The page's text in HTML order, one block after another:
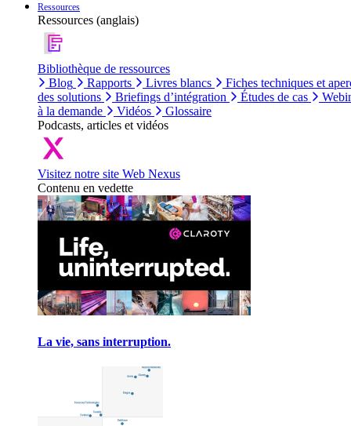
Ressources
Ressources (anglais)
Bibliothèque de ressources
Blog
Rapports Livres blancs
Fiches techniques et
des solutions
Briefings d’intégration Études de cas
à la demande
Vidéos
Glossaire
Podcasts, articles et vidéos
Visitez notre site Web Nexus
Contenu en vedette
La vie, sans interruption.